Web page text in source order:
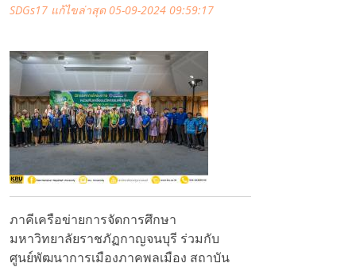
SDGs17 แก้ไขล่าสุด 05-09-2024 09:59:17
ภาคีเครือข่ายการจัดการศึกษา
มหาวิทยาลัยราชภัฏกาญจนบุรี ร่วมกับ
ศูนย์พัฒนาการเมืองภาคพลเมือง สถาบัน